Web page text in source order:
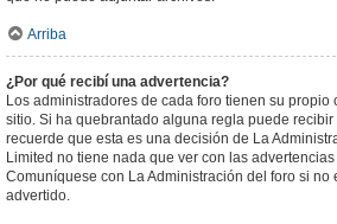
Arriba
¿Por qué recibí una advertencia?
Los administradores de cada foro tienen su propio
sitio. Si ha quebrantado alguna regla puede
recuerde que esta es una decisión de La
Limited no tiene nada que ver con las
Comuníquese con La Administración del foro si no
advertido.